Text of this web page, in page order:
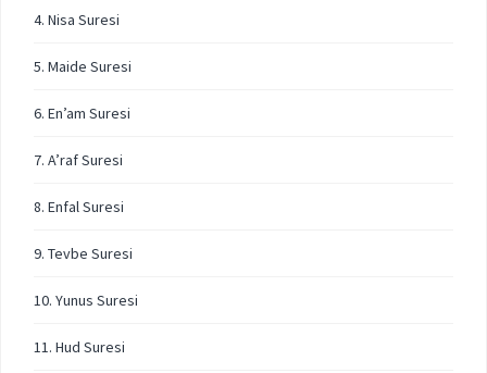
4. Nisa Suresi
5. Maide Suresi
6. En’am Suresi
7. A’raf Suresi
8. Enfal Suresi
9. Tevbe Suresi
10. Yunus Suresi
11. Hud Suresi